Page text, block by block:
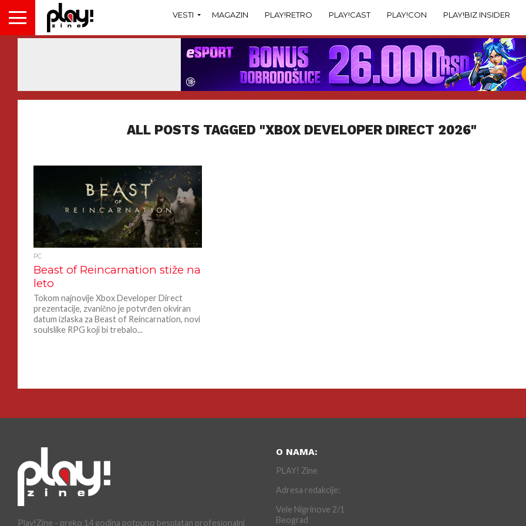
VESTI MAGAZIN PLAY!RETRO PLAY!CAST PLAY!CON PLAY!BIZ INSIDER
ALL POSTS TAGGED "XBOX DEVELOPER DIRECT 2026"
PC
Beast of Reincarnation stiže na
leto
Tokom najnovije Xbox Developer Direct
prezentacije, zvanično je potvrđen okviran
datum izlaska za Beast of Reincarnation, novi
soulslike RPG koji bi trebalo...
Play!Zine - preko 14 godina potpuno besplatan profesionalni
O NAMA:
PLAY! Zine
Adresa redakcije:
Vele Nigrinove 2/1
Beograd